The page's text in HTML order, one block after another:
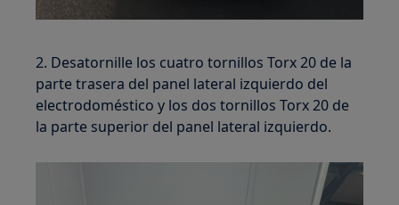
2. Desatornille los cuatro tornillos Torx 20 de la
parte trasera del panel lateral izquierdo del
electrodoméstico y los dos tornillos Torx 20 de
la parte superior del panel lateral izquierdo.